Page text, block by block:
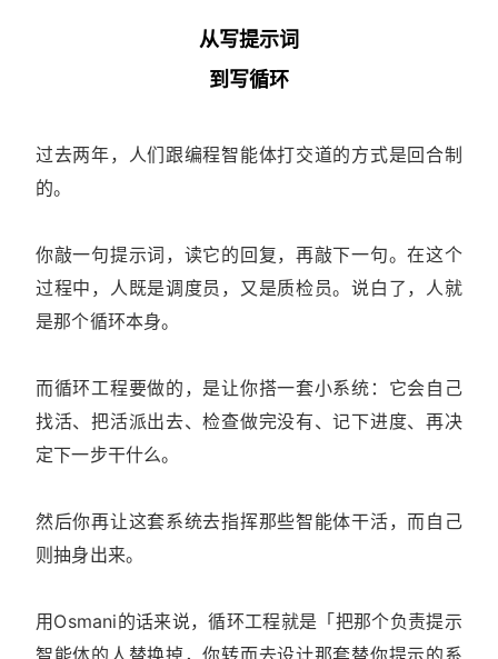
从写提示词
到写循环
过去两年，人们跟编程智能体打交道的方式是回合制
的。
你敲一句提示词，读它的回复，再敲下一句。在这个
过程中，人既是调度员，又是质检员。说白了，人就
是那个循环本身。
而循环工程要做的，是让你搭一套小系统：它会自己
找活、把活派出去、检查做完没有、记下进度、再决
定下一步干什么。
然后你再让这套系统去指挥那些智能体干活，而自己
则抽身出来。
用Osmani的话来说，循环工程就是「把那个负责提示